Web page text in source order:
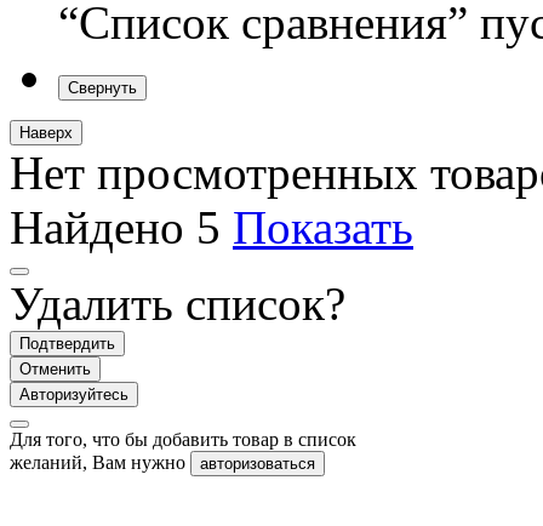
“Список сравнения”
Свернуть
Наверх
Нет просмотренных
Найдено 5 Показать
Удалить список?
Подтвердить
Отменить
Авторизуйтесь
Для того, что бы добавить товар в список
желаний, Вам нужно
авторизоваться